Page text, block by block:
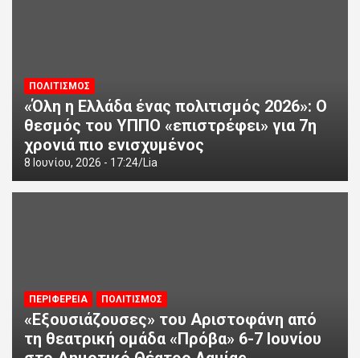
ΠΟΛΙΤΙΣΜΟΣ
«Όλη η Ελλάδα ένας πολιτισμός 2026»: Ο
θεσμός του ΥΠΠΟ «επιστρέφει» για 7η
χρονιά πιο ενισχυμένος
8 Ιουνίου, 2026 - 17:24 Lia
ΠΕΡΙΦΕΡΕΙΑ ΠΟΛΙΤΙΣΜΟΣ
«Εξουσιάζουσες» του Αριστοφάνη από
τη θεατρική ομάδα «Πρόβα» 6-7 Ιουνίου